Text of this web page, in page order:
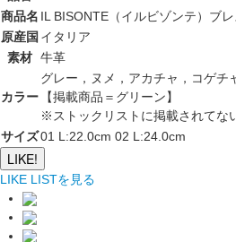
商品名 IL BISONTE（イルビゾンテ）ブレ
原産国 イタリア
素材 牛革
カラー
グレー，ヌメ，アカチャ，コゲ
【掲載商品＝グリーン】
※ストックリストに掲載されてな
サイズ01 L:22.0cm 02 L:24.0cm
LIKE!
LIKE LISTを見る